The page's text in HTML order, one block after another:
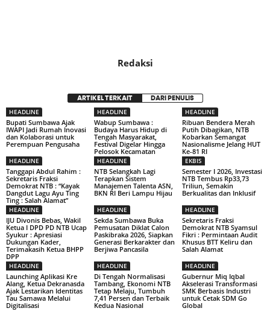
Redaksi
ARTIKEL TERKAIT DARI PENULIS
HEADLINE
Bupati Sumbawa Ajak
IWAPI Jadi Rumah Inovasi
dan Kolaborasi untuk
Perempuan Pengusaha
HEADLINE
Wabup Sumbawa :
Budaya Harus Hidup di
Tengah Masyarakat,
Festival Digelar Hingga
Pelosok Kecamatan
HEADLINE
Ribuan Bendera Merah
Putih Dibagikan, NTB
Kobarkan Semangat
Nasionalisme Jelang HUT
Ke-81 RI
HEADLINE
Tanggapi Abdul Rahim :
Sekretaris Fraksi
Demokrat NTB : “Kayak
Dangdut Lagu Ayu Ting
Ting : Salah Alamat”
HEADLINE
NTB Selangkah Lagi
Terapkan Sistem
Manajemen Talenta ASN,
BKN RI Beri Lampu Hijau
EKBIS
Semester I 2026, Investasi
NTB Tembus Rp33,73
Triliun, Semakin
Berkualitas dan Inklusif
HEADLINE
IJU Divonis Bebas, Wakil
Ketua I DPD PD NTB Ucap
Syukur : Apresiasi
Dukungan Kader,
Terimakasih Ketua BHPP
DPP
HEADLINE
Sekda Sumbawa Buka
Pemusatan Diklat Calon
Paskibraka 2026, Siapkan
Generasi Berkarakter dan
Berjiwa Pancasila
HEADLINE
Sekretaris Fraksi
Demokrat NTB Syamsul
Fikri : Permintaan Audit
Khusus BTT Keliru dan
Salah Alamat
HEADLINE
Launching Aplikasi Kre
Alang, Ketua Dekranasda
Ajak Lestarikan Identitas
Tau Samawa Melalui
Digitalisasi
HEADLINE
Di Tengah Normalisasi
Tambang, Ekonomi NTB
Tetap Melaju, Tumbuh
7,41 Persen dan Terbaik
Kedua Nasional
HEADLINE
Gubernur Miq Iqbal
Akselerasi Transformasi
SMK Berbasis Industri
untuk Cetak SDM Go
Global